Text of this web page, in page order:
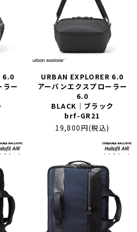
¥10,000 - ¥19,999
¥20,000 - ¥29,999
¥30,000 - ¥39,999
¥40,000 - ¥49,999
¥50,000 - ¥99,999
¥100,000 -
アフターケア
FAQ｜よくある質問
INTERNATIONAL SHIPPING
Instagram youtube
6.0
ラー
URBAN EXPLORER 6.0
アーバンエクスプローラー
6.0
BLACK｜ブラック
brf-GR21
19,800円(税込)